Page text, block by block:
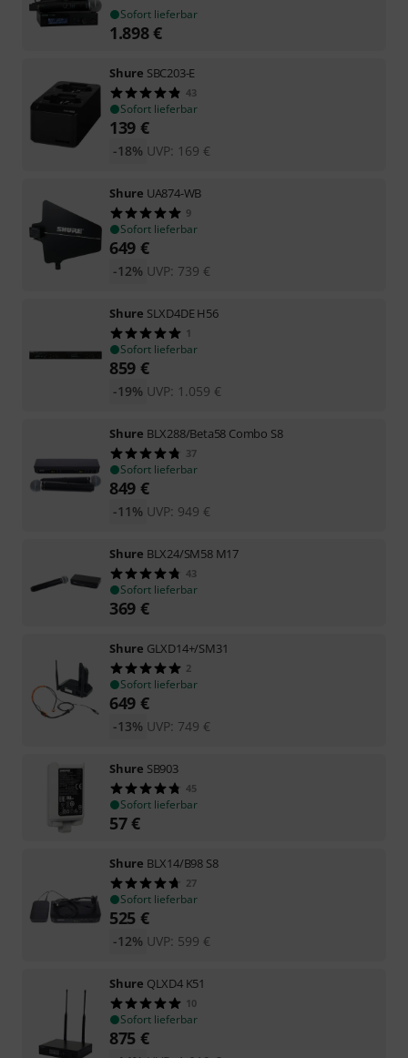
Sofort lieferbar
1.898€
Shure SBC203-E
43
Sofort lieferbar
139 €
UVP: 169 €
-18%
Shure UA874-WB
9
Sofort lieferbar
649 €
UVP: 739 €
-12%
Shure SLXD4DE H56
1
Sofort lieferbar
859 €
UVP: 1.059 €
-19%
Shure BLX288/Beta58 Combo S8
37
Sofort lieferbar
849 €
UVP: 949 €
-11%
Shure BLX24/SM58 M17
43
Sofort lieferbar
369 €
Shure GLXD14+/SM31
2
Sofort lieferbar
649 €
UVP: 749 €
-13%
Shure SB903
45
Sofort lieferbar
57€
Shure BLX14/B98 S8
27
Sofort lieferbar
525 €
UVP: 599 €
-12%
Shure QLXD4 K51
10
Sofort lieferbar
875 €